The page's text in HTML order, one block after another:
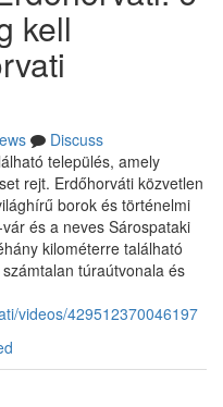
kell
Discuss
település, amely
rejt. Erdőhorváti közvetlen
borok és történelmi
és a neves Sárospataki
kilométerre található
túraútvonala és
videos/429512370046197